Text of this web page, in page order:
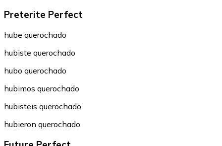
Preterite Perfect
hube querochado
hubiste querochado
hubo querochado
hubimos querochado
hubisteis querochado
hubieron querochado